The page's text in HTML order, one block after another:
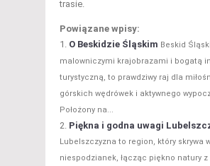
trasie.
Powiązane wpisy:
O Beskidzie Śląskim Beskid
malowniczymi krajobrazami i bogatą
turystyczną, to prawdziwy raj dla
górskich wędrówek i aktywnego
Położony na...
Piękna i godna uwagi
Lubelszczyzna to region, który skrywa
niespodzianek, łącząc piękno natury